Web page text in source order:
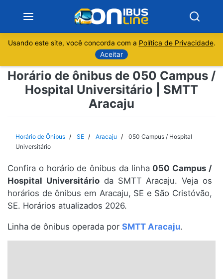
Sobre
Espírito Santo
Paraná
Santa Catarina
Usando este site, você concorda com a Política de Privacidade.
Aceitar
Horário de ônibus de 050 Campus /
Hospital Universitário | SMTT
Aracaju
Horário de Ônibus SE Aracaju
050 Campus / Hospital
Universitário
Confira o horário de ônibus da linha 050 Campus /
Hospital Universitárioda SMTT Aracaju. Veja os
horários de ônibus em Aracaju, SE e São Cristóvão,
SE. Horários atualizados 2026.
Linha de ônibus operada por SMTT Aracaju.